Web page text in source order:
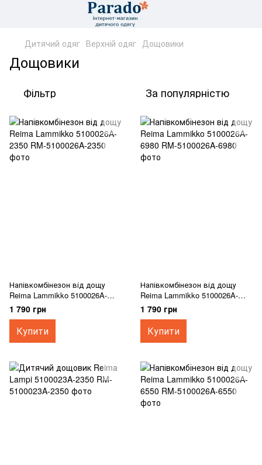
Дитячий одяг Верхній одяг Дощовики
Дощовики
Фільтр За популярністю
Напівкомбінезон від дощу
Reima Lammikko 5100026A-
2350
1 790 грн
Купити
Напівкомбінезон від дощу
Reima Lammikko 5100026A-
6980
1 790 грн
Купити